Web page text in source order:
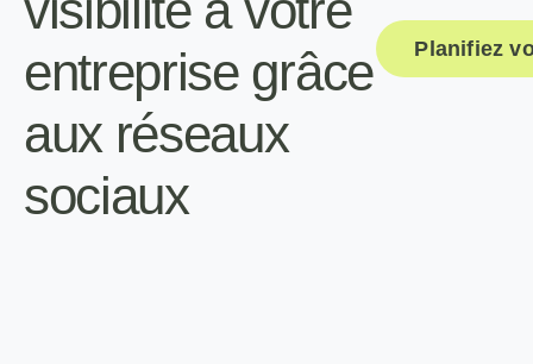
entreprise grâce
aux réseaux
sociaux
Planifiez